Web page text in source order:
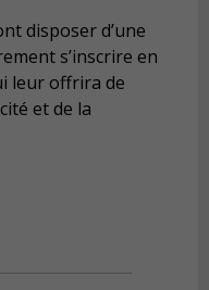
disposer d’une
s’inscrire en
leur offrira de
et de la